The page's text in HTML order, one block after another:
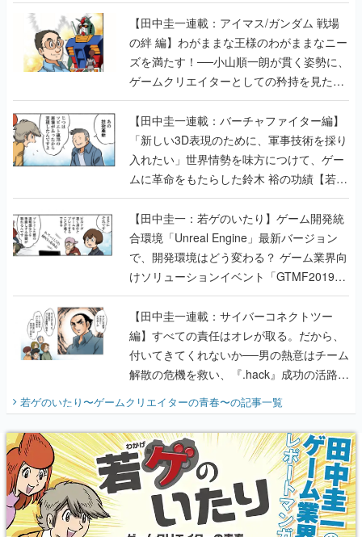
【田中圭一連載：アイマス/ガンダム 戦場
の絆 編】わがままな王様のわがままなニー
ズを満たす！──小山順一朗が貫く姿勢に、
ゲームクリエイターとしての矜持を見た
【若ゲのいたり最終回】
【田中圭一連載：バーチャファイター編】
「新しい3D表現のために、軍事技術を採り
入れたい」世界情勢を味方につけて、ゲー
ムに革命をもたらした鈴木 裕の功績【若ゲ
のいたり】
【田中圭一：若ゲのいたり】ゲーム開発統
合環境「Unreal Engine」最新バージョン
で、開発環境はどう変わる？ ゲーム業界向
けソリューションイベント「GTMF2019」
に行って、より理解を深めよう【PR】
【田中圭一連載：サイバーコネクトツー
編】すべての責任はオレが取る。だから、
付いてきてくれないか──男の熱意はチーム
解散の危機を救い、『.hack』成功の活路を
開く。業界の快男児・松山 洋に流れる血は
『少年ジャンプ』色だった【若ゲのいた
り】
若ゲのいたり〜ゲームクリエイターの青春〜の記事一覧